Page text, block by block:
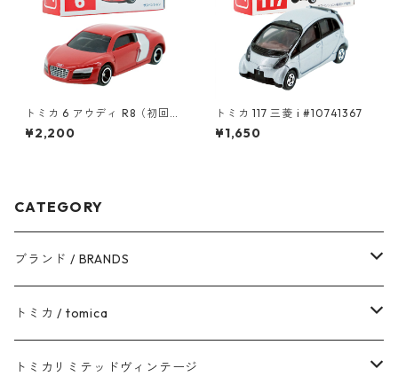
トミカ 6 アウディ R8（初回特
別カラー）#10467441
¥2,200
トミカ 117 三菱 i #10741367
¥1,650
CATEGORY
ブランド / BRANDS
トヨタ / TOYOTA
ダイハツ / DAIHATSU
トミカ / tomica
赤箱 - 現行トミカ
トミカリミテッドヴィンテージ